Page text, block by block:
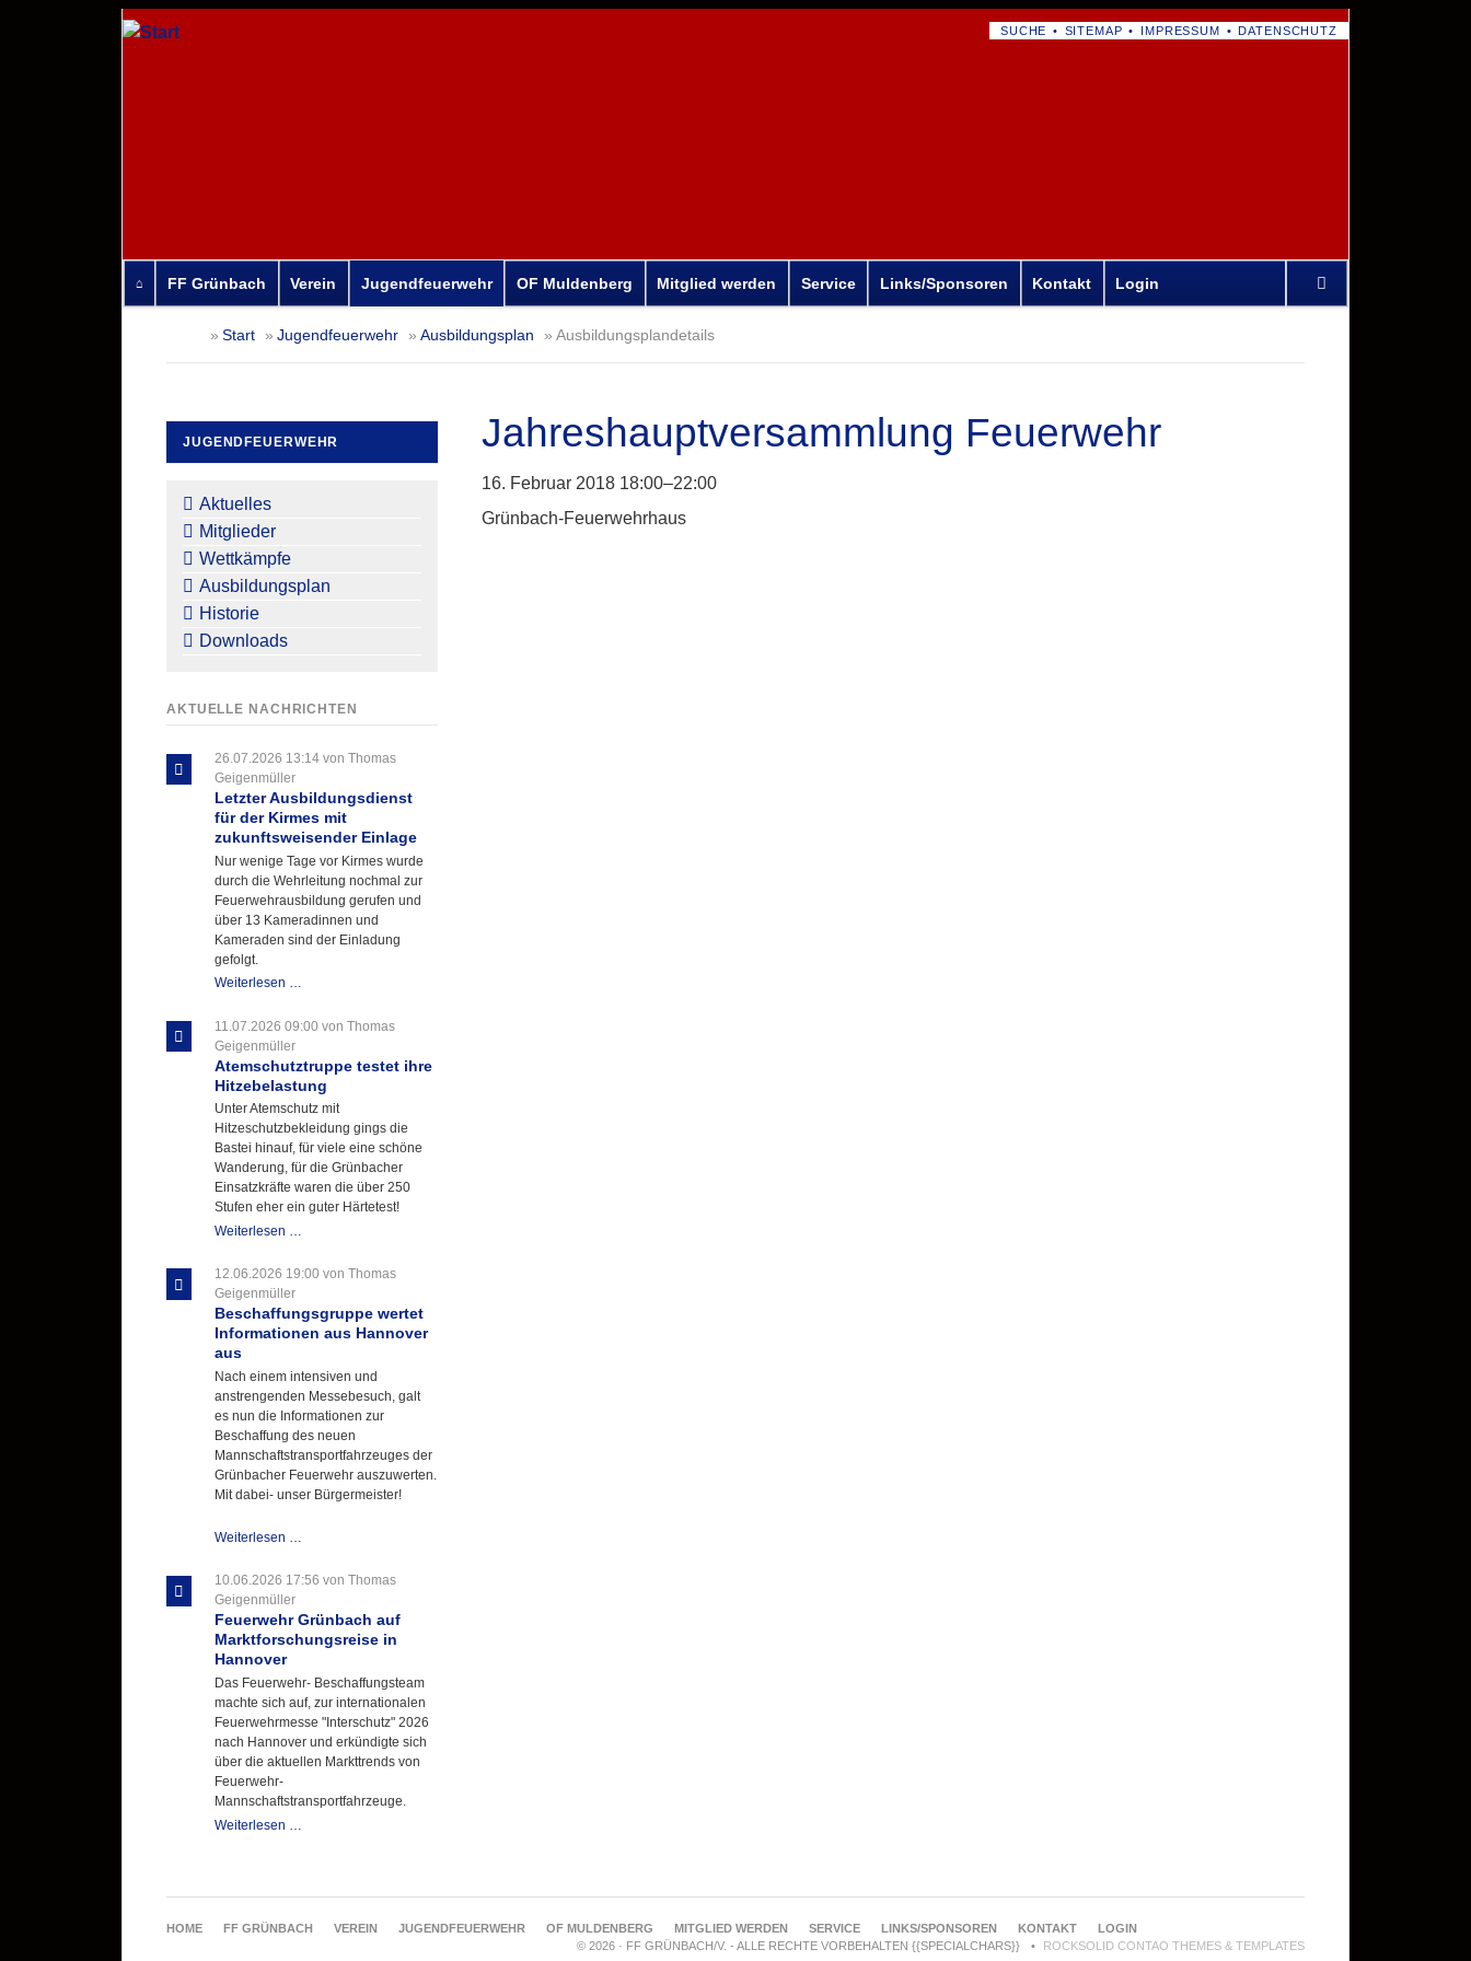
NAVIGATION
SUCHE SITEMAP IMPRESSUM DATENSCHUTZ
überspringen
FF Grünbach Verein Jugendfeuerwehr OF Muldenberg Mitglied werden Service Links/Sponsoren Kontakt Login
überspringen
Start Jugendfeuerwehr Ausbildungsplan Ausbildungsplandetails
Jahreshauptversammlung Feuerwehr
16. Februar 2018 18:00–22:00
Grünbach-Feuerwehrhaus
JUGENDFEUERWEHR
überspringen
Aktuelles
Mitglieder
Wettkämpfe
Ausbildungsplan
Historie
Downloads
AKTUELLE NACHRICHTEN
26.07.2026 13:14 von Thomas
Geigenmüller
Letzter Ausbildungsdienst
für der Kirmes mit
zukunftsweisender Einlage
Nur wenige Tage vor Kirmes wurde
durch die Wehrleitung nochmal zur
Feuerwehrausbildung gerufen und
über 13 Kameradinnen und
Kameraden sind der Einladung
gefolgt.
Weiterlesen …
für
Kirmes
mit
zukunftsweisender
Einlage
11.07.2026 09:00 von Thomas
Geigenmüller
Atemschutztruppe testet ihre
Hitzebelastung
Unter Atemschutz mit
Hitzeschutzbekleidung gings die
Bastei hinauf, für viele eine schöne
Wanderung, für die Grünbacher
Einsatzkräfte waren die über 250
Stufen eher ein guter Härtetest!
Weiterlesen …
ihre
12.06.2026 19:00 von Thomas
Geigenmüller
Beschaffungsgruppe wertet
Informationen aus Hannover
aus
Nach einem intensiven und
anstrengenden Messebesuch, galt
es nun die Informationen zur
Beschaffung des neuen
Mannschaftstransportfahrzeuges der
Grünbacher Feuerwehr auszuwerten.
Mit dabei- unser Bürgermeister!
Weiterlesen …
Informationen
Hannover
aus
10.06.2026 17:56 von Thomas
Geigenmüller
Feuerwehr Grünbach auf
Marktforschungsreise in
Hannover
Das Feuerwehr- Beschaffungsteam
machte sich auf, zur internationalen
Feuerwehrmesse "Interschutz" 2026
nach Hannover und erkündigte sich
über die aktuellen Markttrends von
Feuerwehr-
Mannschaftstransportfahrzeuge.
Weiterlesen …
in
Hannover
NAVIGATION
HOME FF GRÜNBACH VEREIN JUGENDFEUERWEHR OF MULDENBERG MITGLIED WERDEN SERVICE LINKS/SPONSOREN KONTAKT
LOGIN
© 2026 · FF GRÜNBACH/V. - ALLE RECHTE VORBEHALTEN {{SPECIALCHARS}}
ROCKSOLID CONTAO THEMES & TEMPLATES